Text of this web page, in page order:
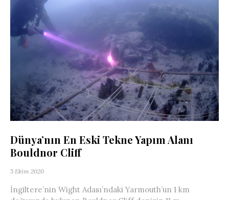
Dünya’nın En Eski Tekne Yapım Alanı
Bouldnor Cliff
5 Ekim 2020
İngiltere’nin Wight Adası’ndaki Yarmouth’un 1 km